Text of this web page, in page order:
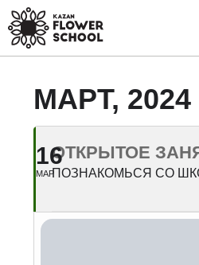
МАРТ, 2024
16
МАР
ОТКРЫТОЕ
ПОЗНАКОМЬСЯ СО